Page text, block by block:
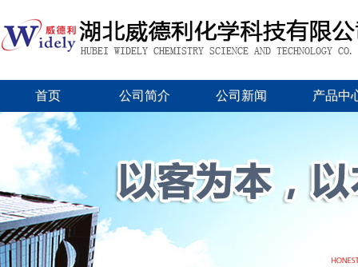
首页 公司简介 公司新闻 产品中